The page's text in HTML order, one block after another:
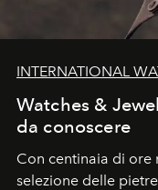
INTERNATIONAL
Watches &
da conoscere
Con centinaia di ore
selezione delle